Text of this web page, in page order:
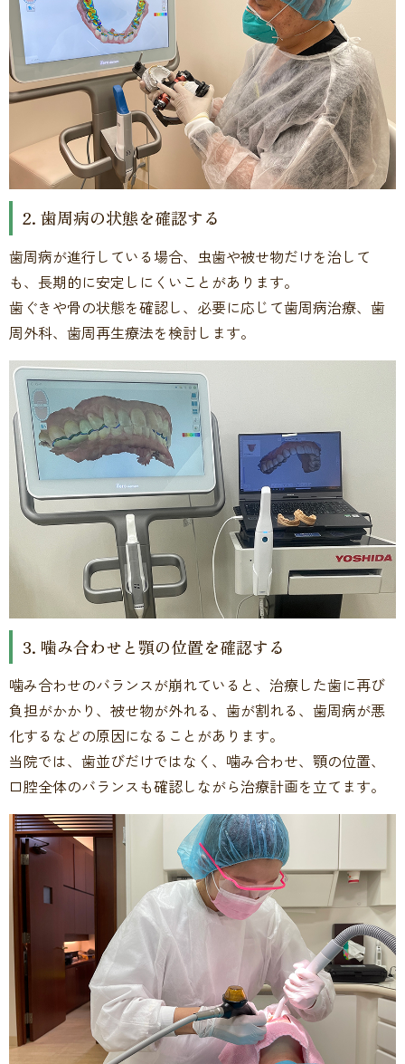
2. 歯周病の状態を確認する
歯周病が進行している場合、虫歯や被せ物だけを治して
も、長期的に安定しにくいことがあります。
歯ぐきや骨の状態を確認し、必要に応じて歯周病治療、歯
周外科、歯周再生療法を検討します。
3. 噛み合わせと顎の位置を確認する
噛み合わせのバランスが崩れていると、治療した歯に再び
負担がかかり、被せ物が外れる、歯が割れる、歯周病が悪
化するなどの原因になることがあります。
当院では、歯並びだけではなく、噛み合わせ、顎の位置、
口腔全体のバランスも確認しながら治療計画を立てます。